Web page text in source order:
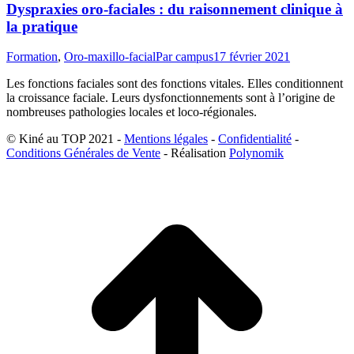
Dyspraxies oro-faciales : du raisonnement clinique à
la pratique
Formation, Oro-maxillo-facialParcampus17 février 2021
Les fonctions faciales sont des fonctions vitales. Elles conditionnent
la croissance faciale. Leurs dysfonctionnements sont à l’origine de
nombreuses pathologies locales et loco-régionales.
© Kiné au TOP 2021 - Mentions légales - Confidentialité -
Conditions Générales de Vente - Réalisation Polynomik